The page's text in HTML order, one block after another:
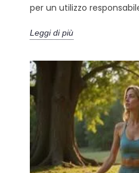
per un utilizzo
Leggi di più